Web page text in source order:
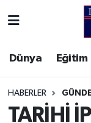
Dünya Eğitim
HABERLER
TARİHİ
Gizlilik
İletişim
Akçakoca
Akçakoca